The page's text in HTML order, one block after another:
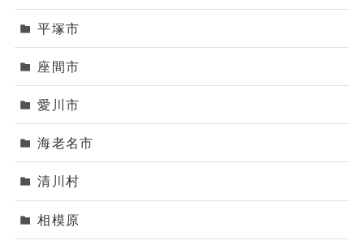
平塚市
座間市
愛川市
海老名市
清川村
相模原